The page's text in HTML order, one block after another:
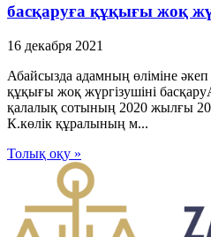
басқаруға құқығы жоқ
16 декабря 2021
Абайсызда адамның өліміне әкеп
құқығы жоқ жүргізушіні
қалалық сотының 2020 жылғы
К.көлік құралының м...
Толық оқу »